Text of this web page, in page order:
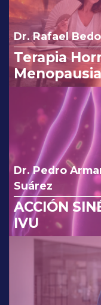
Dr. Rafael
Terapia
la FDA.
Dr. Pedro
Suárez
ACCIÓN
IVU